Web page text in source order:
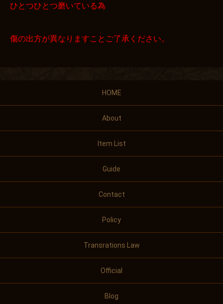
ひとつひとつ磨いている為
傷の出方が異なりますことご了承ください。
HOME
About
Item List
Guide
Contact
Policy
Transrations Law
Official
Blog